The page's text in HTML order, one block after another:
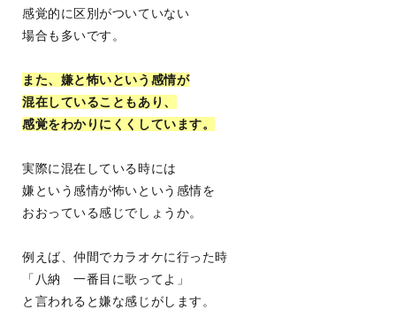
感覚的に区別がついていない
場合も多いです。
また、嫌と怖いという感情が
混在していることもあり、
感覚をわかりにくくしています。
実際に混在している時には
嫌という感情が怖いという感情を
おおっている感じでしょうか。
例えば、仲間でカラオケに行った時
「八納 一番目に歌ってよ」
と言われると嫌な感じがします。